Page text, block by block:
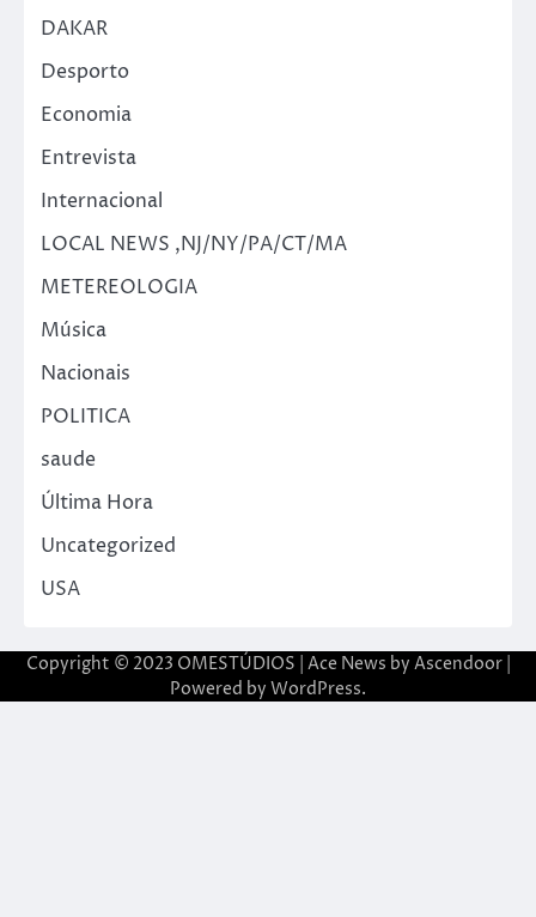
DAKAR
Desporto
Economia
Entrevista
Internacional
LOCAL NEWS ,NJ/NY/PA/CT/MA
METEREOLOGIA
Música
Nacionais
POLITICA
saude
Última Hora
Uncategorized
USA
Copyright © 2023 OMESTÚDIOS | Ace News by Ascendoor|
Powered by WordPress.